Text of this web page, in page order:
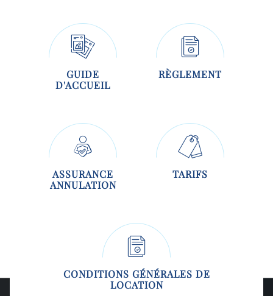
GUIDE
D'ACCUEIL
RÈGLEMENT
ASSURANCE
ANNULATION
TARIFS
CONDITIONS GÉNÉRALES DE
LOCATION